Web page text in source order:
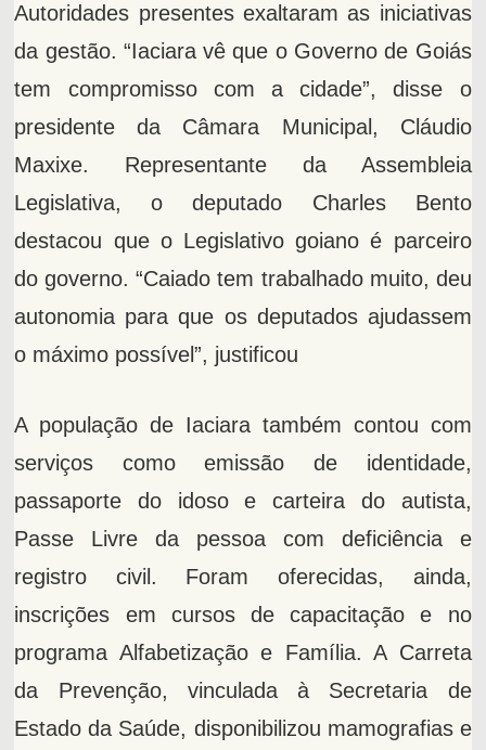
Autoridades presentes exaltaram as iniciativas
da gestão. “Iaciara vê que o Governo de Goiás
tem compromisso com a cidade”, disse o
presidente da Câmara Municipal, Cláudio
Maxixe. Representante da Assembleia
Legislativa, o deputado Charles Bento
destacou que o Legislativo goiano é parceiro
do governo. “Caiado tem trabalhado muito, deu
autonomia para que os deputados ajudassem
o máximo possível”, justificou
A população de Iaciara também contou com
serviços como emissão de identidade,
passaporte do idoso e carteira do autista,
Passe Livre da pessoa com deficiência e
registro civil. Foram oferecidas, ainda,
inscrições em cursos de capacitação e no
programa Alfabetização e Família. A Carreta
da Prevenção, vinculada à Secretaria de
Estado da Saúde, disponibilizou mamografias e